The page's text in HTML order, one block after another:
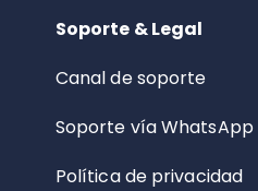
Soporte & Legal
Canal de soporte
Soporte vía WhatsApp
Política de privacidad